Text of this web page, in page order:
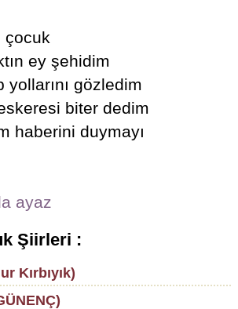
çocuk
ey şehidim
yollarını gözledim
biter dedim
haberini duymayı
ayaz
Şiirleri :
Kırbıyık)